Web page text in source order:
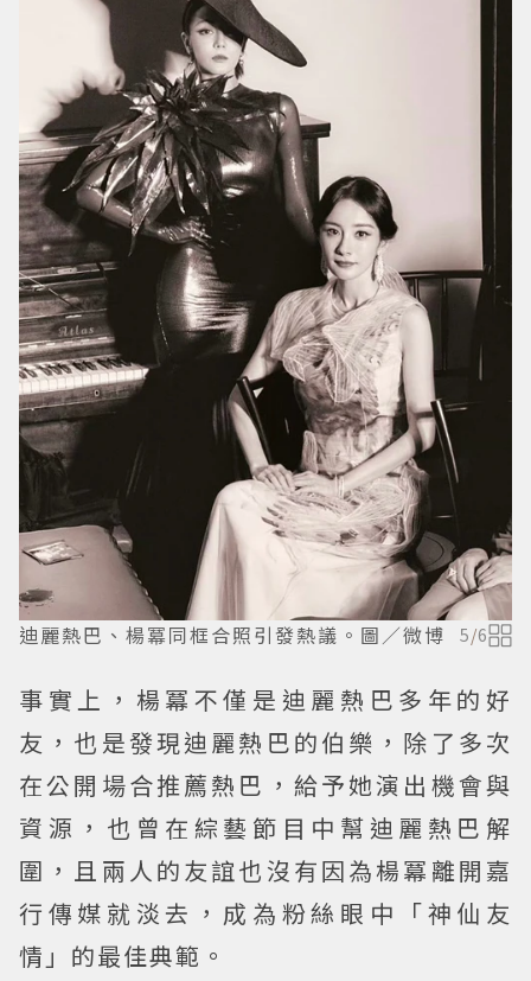
迪麗熱巴、楊冪同框合照引發熱議。圖／微博 5/6
事實上，楊冪不僅是迪麗熱巴多年的好
友，也是發現迪麗熱巴的伯樂，除了多次
在公開場合推薦熱巴，給予她演出機會與
資源，也曾在綜藝節目中幫迪麗熱巴解
圍，且兩人的友誼也沒有因為楊冪離開嘉
行傳媒就淡去，成為粉絲眼中「神仙友
情」的最佳典範。